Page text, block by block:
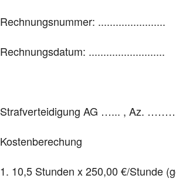
Rechnungsnummer: .......................
Rechnungsdatum: ..........................
Strafverteidigung AG …... , Az.
Kostenberechung
1. 10,5 Stunden x 250,00 €/Stunde